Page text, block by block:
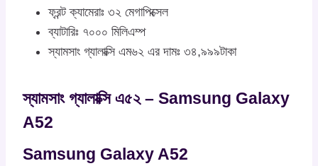
ফ্রন্ট ক্যামেরাঃ ৩২ মেগাপিক্সেল
ব্যাটারিঃ ৭০০০ মিলিএম্প
স্যামসাং গ্যালাক্সি এম৬২ এর দামঃ ৩৪,৯৯৯টাকা
স্যামসাং গ্যালাক্সি এ৫২ – Samsung Galaxy
A52
Samsung Galaxy A52